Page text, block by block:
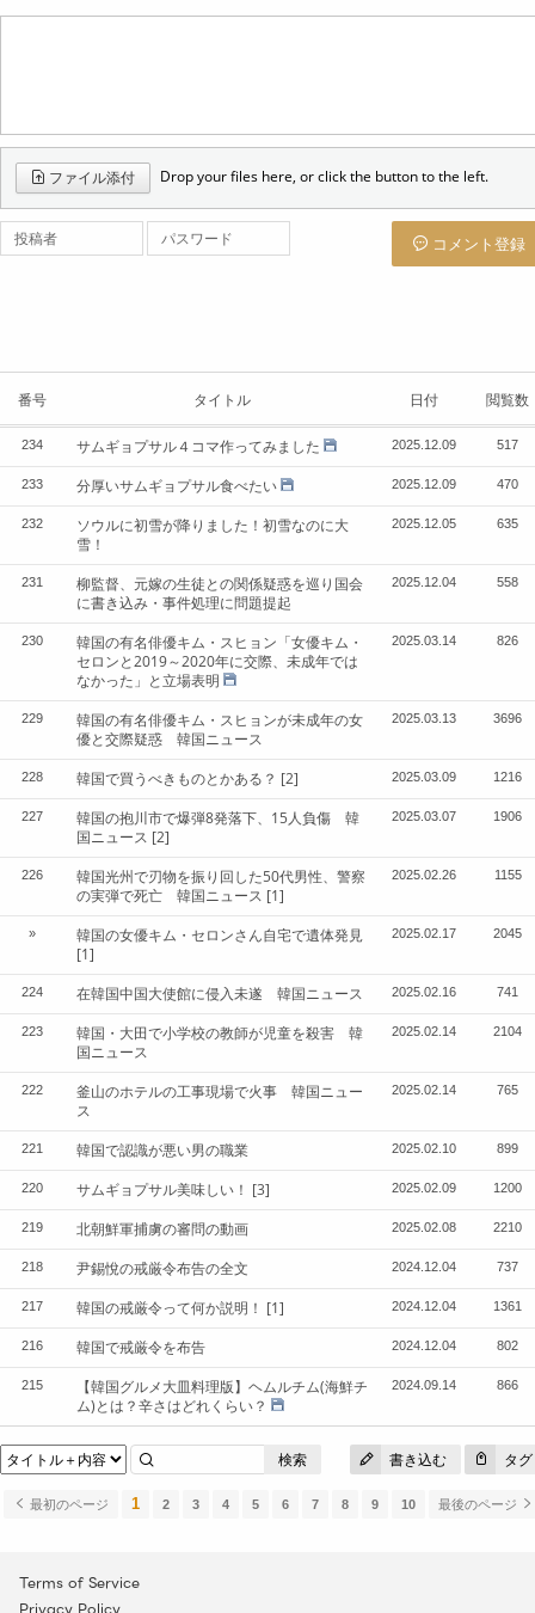
ファイル添付 Drop your files here, or click the button to the left.
投稿者 パスワード コメント登録
番号 タイトル 日付 閲覧数
234 サムギョプサル４コマ作ってみました 2025.12.09 517
233 分厚いサムギョプサル食べたい 2025.12.09 470
232
ソウルに初雪が降りました！初雪なのに大
雪！
2025.12.05 635
231
柳監督、元嫁の生徒との関係疑惑を巡り国会
に書き込み・事件処理に問題提起
2025.12.04 558
230
韓国の有名俳優キム・スヒョン「女優キム・
セロンと2019～2020年に交際、未成年では
なかった」と立場表明
2025.03.14 826
229
韓国の有名俳優キム・スヒョンが未成年の女
優と交際疑惑 韓国ニュース
2025.03.13 3696
228 韓国で買うべきものとかある？ [2] 2025.03.09 1216
227
韓国の抱川市で爆弾8発落下、15人負傷 韓
国ニュース [2]
2025.03.07 1906
226
韓国光州で刃物を振り回した50代男性、警察
の実弾で死亡 韓国ニュース [1]
2025.02.26 1155
»
韓国の女優キム・セロンさん自宅で遺体発見
[1]
2025.02.17 2045
224 在韓国中国大使館に侵入未遂 韓国ニュース 2025.02.16 741
223
韓国・大田で小学校の教師が児童を殺害 韓
国ニュース
2025.02.14 2104
222
釜山のホテルの工事現場で火事 韓国ニュー
ス
2025.02.14 765
221 韓国で認識が悪い男の職業 2025.02.10 899
220 サムギョプサル美味しい！ [3] 2025.02.09 1200
219 北朝鮮軍捕虜の審問の動画 2025.02.08 2210
218 尹錫悅の戒厳令布告の全文 2024.12.04 737
217 韓国の戒厳令って何か説明！ [1] 2024.12.04 1361
216 韓国で戒厳令を布告 2024.12.04 802
215
【韓国グルメ大皿料理版】ヘムルチム(海鮮チ
ム)とは？辛さはどれくらい？
2024.09.14 866
書き込む タグ
検索
最初のページ 1 2 3 4 5 6 7 8 9 10 最後のページ
Terms of Service